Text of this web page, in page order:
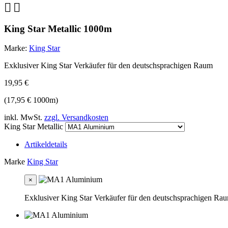
 
King Star Metallic 1000m
Marke: King Star
Exklusiver King Star Verkäufer für den deutschsprachigen Raum
19,95 €
(17,95 € 1000m)
inkl. MwSt. zzgl. Versandkosten
King Star Metallic
Artikeldetails
Marke King Star
×
Exklusiver King Star Verkäufer für den deutschsprachigen